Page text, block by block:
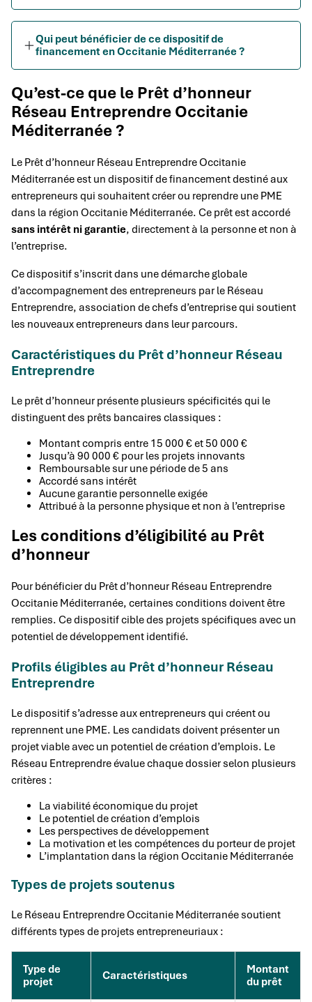
Qui peut bénéficier de ce dispositif de
financement en Occitanie Méditerranée ?
Qu’est-ce que le Prêt d’honneur
Réseau Entreprendre Occitanie
Méditerranée ?
Le Prêt d’honneur Réseau Entreprendre Occitanie
Méditerranée est un dispositif de financement destiné aux
entrepreneurs qui souhaitent créer ou reprendre une PME
dans la région Occitanie Méditerranée. Ce prêt est accordé
sans intérêt ni garantie, directement à la personne et non à
l’entreprise.
Ce dispositif s’inscrit dans une démarche globale
d’accompagnement des entrepreneurs par le Réseau
Entreprendre, association de chefs d’entreprise qui soutient
les nouveaux entrepreneurs dans leur parcours.
Caractéristiques du Prêt d’honneur Réseau
Entreprendre
Le prêt d’honneur présente plusieurs spécificités qui le
distinguent des prêts bancaires classiques :
Montant compris entre 15 000 € et 50 000 €
Jusqu’à 90 000 € pour les projets innovants
Remboursable sur une période de 5 ans
Accordé sans intérêt
Aucune garantie personnelle exigée
Attribué à la personne physique et non à l’entreprise
Les conditions d’éligibilité au Prêt
d’honneur
Pour bénéficier du Prêt d’honneur Réseau Entreprendre
Occitanie Méditerranée, certaines conditions doivent être
remplies. Ce dispositif cible des projets spécifiques avec un
potentiel de développement identifié.
Profils éligibles au Prêt d’honneur Réseau
Entreprendre
Le dispositif s’adresse aux entrepreneurs qui créent ou
reprennent une PME. Les candidats doivent présenter un
projet viable avec un potentiel de création d’emplois. Le
Réseau Entreprendre évalue chaque dossier selon plusieurs
critères :
La viabilité économique du projet
Le potentiel de création d’emplois
Les perspectives de développement
La motivation et les compétences du porteur de projet
L’implantation dans la région Occitanie Méditerranée
Types de projets soutenus
Le Réseau Entreprendre Occitanie Méditerranée soutient
différents types de projets entrepreneuriaux :
Type de
projet
Caractéristiques
Montant
du prêt